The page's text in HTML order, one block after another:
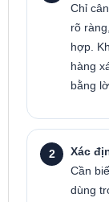
Chỉ
rõ
hợp.
hàng
bằng
Xác
Cần
dùng